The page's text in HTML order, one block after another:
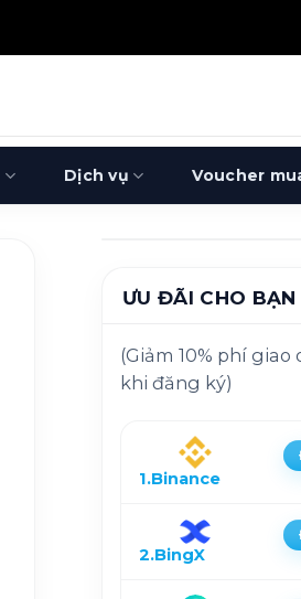
Dịch vụ Voucher
ƯU ĐÃI CHO BẠN
(Giảm 10% phí giao
khi đăng ký)
1.Binance
2.BingX